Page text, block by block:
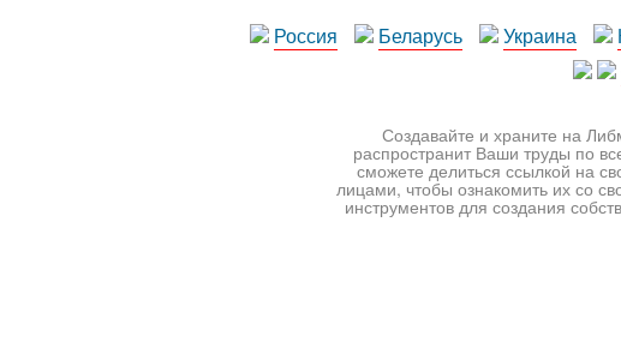
Россия Беларусь Украина
Создавайте и храните на
распространит Ваши труды по
сможете делиться ссылкой на
лицами, чтобы ознакомить их со
инструментов для создания